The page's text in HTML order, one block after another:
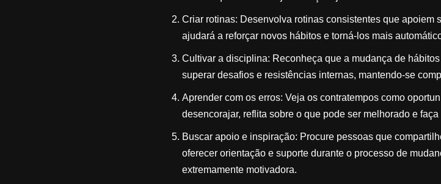
Criar rotinas: Desenvolva rotinas consistentes que apoiem
ajudará a reforçar novos hábitos e torná-los mais
Cultivar a disciplina: Reconheça que a mudança de
superar desafios e resistências internas, mantendo-se
Aprender com os erros: Veja os contratempos como
desencorajar, reflita sobre o que pode ser melhorado e
Buscar apoio e inspiração: Procure pessoas que
oferecer orientação e suporte durante o processo de
extremamente motivadora.